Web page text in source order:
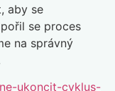
aby se
se proces
na správný
ukoncit-cyklus-